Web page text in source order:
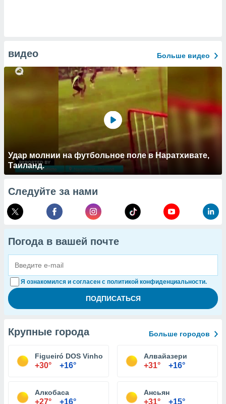
видео Больше видео
Удар молнии на футбольное поле в Наратхивате,
Таиланд.
Следуйте за нами
Погода в вашей почте
Я ознакомился и согласен с политикой конфиденциальности.
Крупные города Больше городов
Figueiró DOS Vinhos
+30° +16°
Алвайазери
+31° +16°
Алкобаса
+27° +16°
Ансьян
+31° +15°